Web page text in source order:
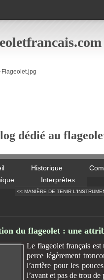
dédié au
Historique
Interprètes
<< MANIÈRE DE TENIR
du flageolet : une
Le flageolet français
perce légèrement
l’arrière pour les
l’avant et pas de trou de